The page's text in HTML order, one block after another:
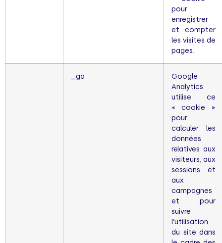
pour
enregistrer
et compter
les visites de
pages.
_ga
Google
Analytics
utilise ce
« cookie »
pour
calculer les
données
relatives aux
visiteurs, aux
sessions et
aux
campagnes
et pour
suivre
l’utilisation
du site dans